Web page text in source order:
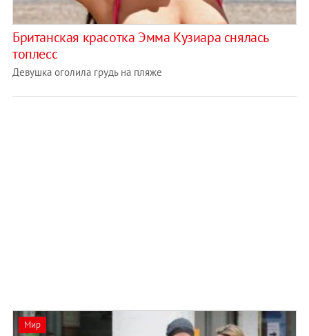
Британская красотка Эмма Кузиара снялась
топлесс
Девушка оголила грудь на пляже
Мир